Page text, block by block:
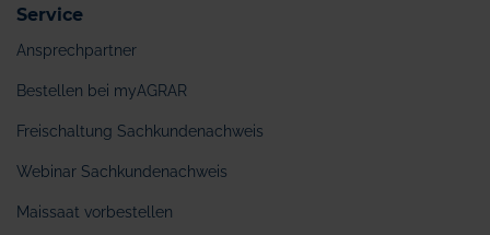
Service
Ansprechpartner
Bestellen bei myAGRAR
Freischaltung Sachkundenachweis
Webinar Sachkundenachweis
Maissaat vorbestellen